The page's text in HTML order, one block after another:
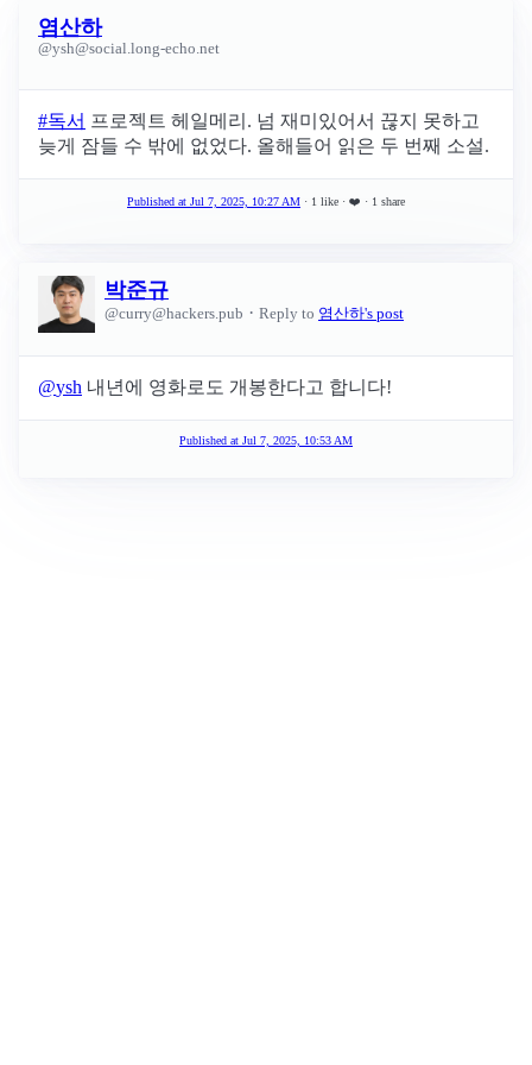
염산하
@ysh@social.long-echo.net
#독서 프로젝트 헤일메리. 넘 재미있어서 끊지 못하고
늦게 잠들 수 밖에 없었다. 올해들어 읽은 두 번째 소설.
Published at Jul 7, 2025, 10:27 AM · 1 like · ❤️ · 1 share
박준규
@curry@hackers.pub · Reply to 염산하's post
@ysh 내년에 영화로도 개봉한다고 합니다!
Published at Jul 7, 2025, 10:53 AM